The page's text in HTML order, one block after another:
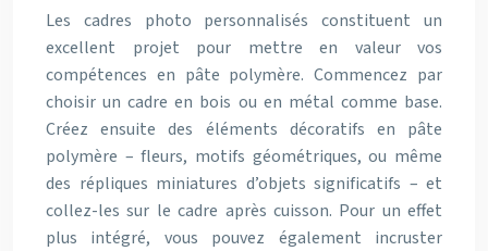
Les cadres photo personnalisés constituent un
excellent projet pour mettre en valeur vos
compétences en pâte polymère. Commencez par
choisir un cadre en bois ou en métal comme base.
Créez ensuite des éléments décoratifs en pâte
polymère – fleurs, motifs géométriques, ou même
des répliques miniatures d’objets significatifs – et
collez-les sur le cadre après cuisson. Pour un effet
plus intégré, vous pouvez également incruster